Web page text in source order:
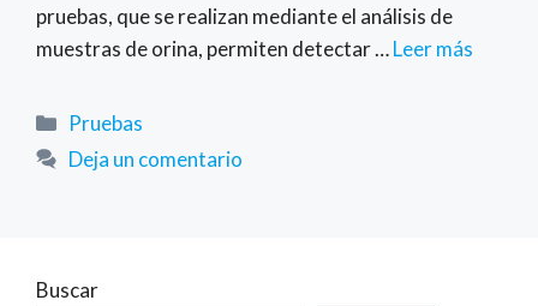
pruebas, que se realizan mediante el análisis de
muestras de orina, permiten detectar …Leer más
Categorías
Pruebas
Deja un comentario
Buscar